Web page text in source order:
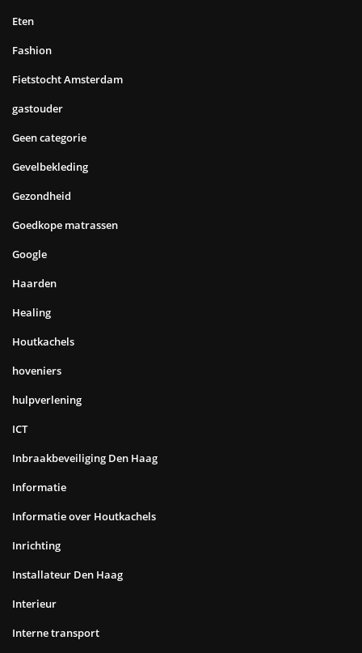
Eten
Fashion
Fietstocht Amsterdam
gastouder
Geen categorie
Gevelbekleding
Gezondheid
Goedkope matrassen
Google
Haarden
Healing
Houtkachels
hoveniers
hulpverlening
ICT
Inbraakbeveiliging Den Haag
Informatie
Informatie over Houtkachels
Inrichting
Installateur Den Haag
Interieur
Interne transport